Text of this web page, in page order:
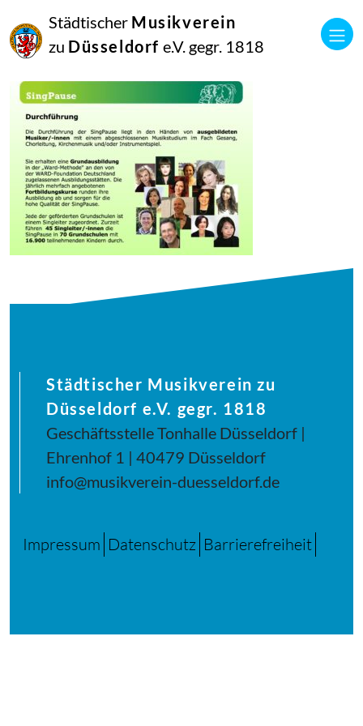
Städtischer Musikverein
zu Düsseldorf e.V. gegr. 1818
März
2026
Netkotec
Städtischer Musikverein zu
Düsseldorf e.V. gegr. 1818
Geschäftsstelle Tonhalle Düsseldorf |
Ehrenhof 1 | 40479 Düsseldorf
info@musikverein-duesseldorf.de
Impressum Datenschutz Barrierefreiheit